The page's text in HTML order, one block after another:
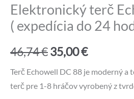
Elektronický terč
( expedícia do 24
46,74€Pôvodná
cena
35,00€Aktuálna
cena
Terč Echowell DC 88 je moderný a
terč pre 1-8 hráčov vyrobený z